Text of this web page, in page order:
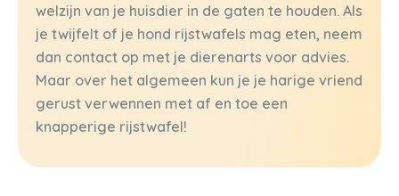
welzijn van je huisdier in de gaten te houden. Als
je twijfelt of je hond rijstwafels mag eten, neem
dan contact op met je dierenarts voor advies.
Maar over het algemeen kun je je harige vriend
gerust verwennen met af en toe een
knapperige rijstwafel!